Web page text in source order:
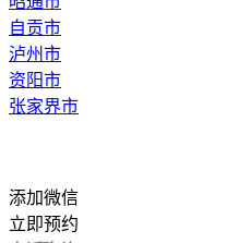
自贡市
泸州市
资阳市
张家界市
添加微信
立即预约